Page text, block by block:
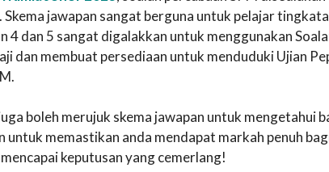
Skema jawapan sangat berguna untuk pelajar
4 dan 5 sangat digalakkan untuk menggunakan
dan membuat persediaan untuk menduduki Ujian
boleh merujuk skema jawapan untuk mengetahui
untuk memastikan anda mendapat markah penuh
keputusan yang cemerlang!